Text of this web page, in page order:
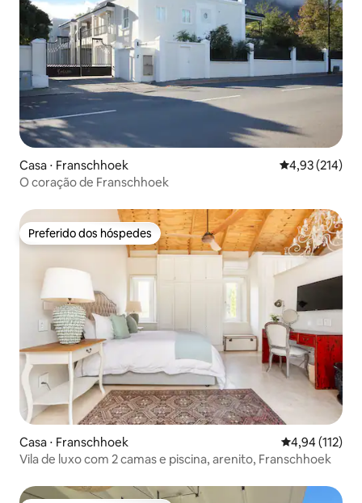
Casa ⋅ Franschhoek 4,93 de uma
4,93 (214)
O coração de Franschhoek
Preferido dos hóspedes
Preferido dos hóspedes
Casa ⋅ Franschhoek 4,94 de uma
4,94 (112)
Vila de luxo com 2 camas e piscina, arenito, Franschhoek